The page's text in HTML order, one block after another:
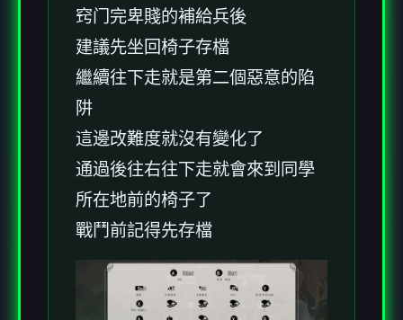
窍门完卑賤的補給兵後
建議先坐回椅子存檔
繼續往下走就是第二個惡意的陷
阱
這邊改難度就沒有變化了
通過後往右往下走就會來到同學
所在地前的椅子了
戰鬥前記得先存檔